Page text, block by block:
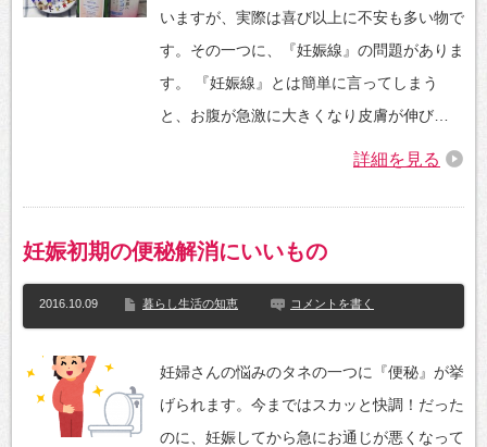
いますが、実際は喜び以上に不安も多い物で
す。その一つに、『妊娠線』の問題がありま
す。 『妊娠線』とは簡単に言ってしまう
と、お腹が急激に大きくなり皮膚が伸び…
詳細を見る
妊娠初期の便秘解消にいいもの
2016.10.09 暮らし生活の知恵 コメントを書く
妊婦さんの悩みのタネの一つに『便秘』が挙
げられます。今まではスカッと快調！だった
のに、妊娠してから急にお通じが悪くなって